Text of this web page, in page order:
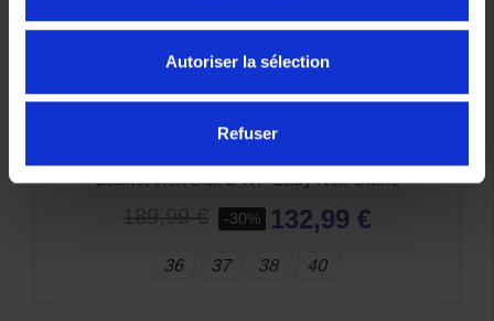
Autoriser la sélection
Refuser
Basket Ixon Bull WP Lady Noir Blanc Or T40
179,99 € -30% 125,99 €
40